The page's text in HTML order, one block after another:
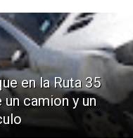
en la Ruta 35
un camion y un